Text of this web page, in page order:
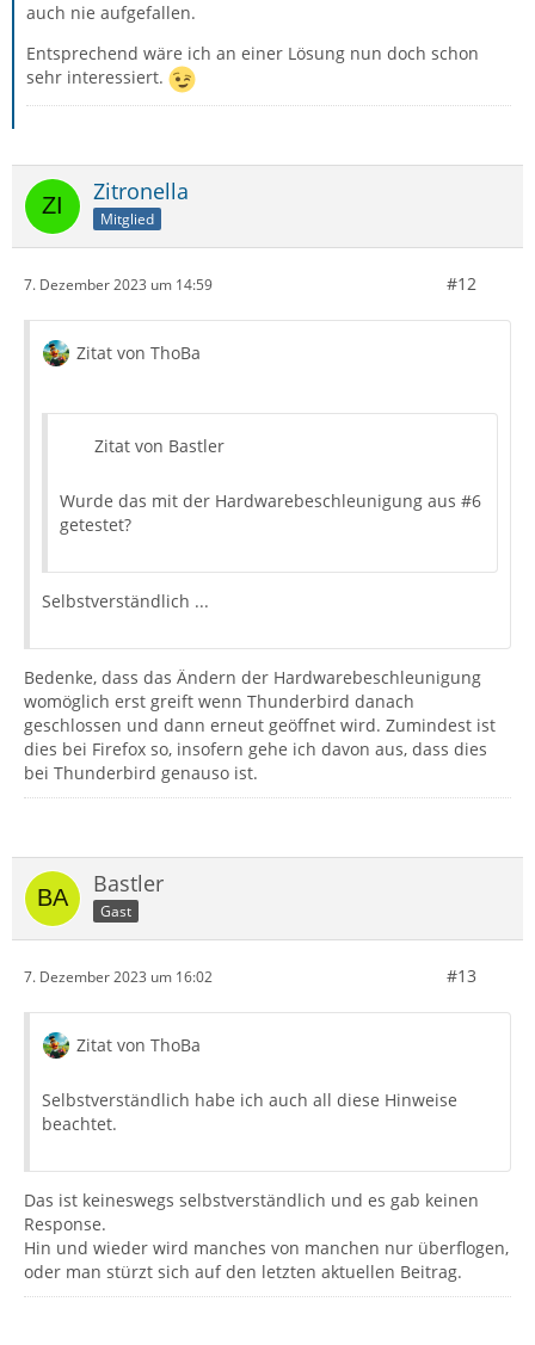
auch nie aufgefallen.
Entsprechend wäre ich an einer Lösung nun doch schon
sehr interessiert.
Zitronella
Mitglied
7. Dezember 2023 um 14:59 #12
Zitat von ThoBa
Zitat von Bastler
Wurde das mit der Hardwarebeschleunigung aus #6
getestet?
Selbstverständlich ...
Bedenke, dass das Ändern der Hardwarebeschleunigung
womöglich erst greift wenn Thunderbird danach
geschlossen und dann erneut geöffnet wird. Zumindest ist
dies bei Firefox so, insofern gehe ich davon aus, dass dies
bei Thunderbird genauso ist.
Bastler
Gast
7. Dezember 2023 um 16:02 #13
Zitat von ThoBa
Selbstverständlich habe ich auch all diese Hinweise
beachtet.
Das ist keineswegs selbstverständlich und es gab keinen
Response.
Hin und wieder wird manches von manchen nur überflogen,
oder man stürzt sich auf den letzten aktuellen Beitrag.